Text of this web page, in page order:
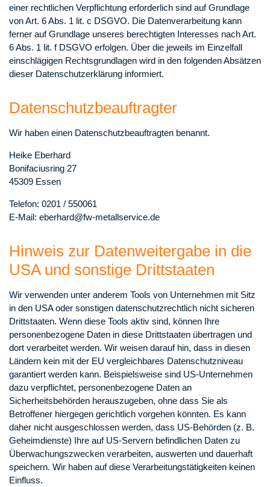
einer rechtlichen Verpflichtung erforderlich sind auf Grundlage
von Art. 6 Abs. 1 lit. c DSGVO. Die Datenverarbeitung kann
ferner auf Grundlage unseres berechtigten Interesses nach Art.
6 Abs. 1 lit. f DSGVO erfolgen. Über die jeweils im Einzelfall
einschlägigen Rechtsgrundlagen wird in den folgenden Absätzen
dieser Datenschutzerklärung informiert.
Datenschutz­beauftragter
Wir haben einen Datenschutzbeauftragten benannt.
Heike Eberhard
Bonifaciusring 27
45309 Essen
Telefon: 0201 / 550061
E-Mail: eberhard@fw-metallservice.de
Hinweis zur Datenweitergabe in die
USA und sonstige Drittstaaten
Wir verwenden unter anderem Tools von Unternehmen mit Sitz
in den USA oder sonstigen datenschutzrechtlich nicht sicheren
Drittstaaten. Wenn diese Tools aktiv sind, können Ihre
personenbezogene Daten in diese Drittstaaten übertragen und
dort verarbeitet werden. Wir weisen darauf hin, dass in diesen
Ländern kein mit der EU vergleichbares Datenschutzniveau
garantiert werden kann. Beispielsweise sind US-Unternehmen
dazu verpflichtet, personenbezogene Daten an
Sicherheitsbehörden herauszugeben, ohne dass Sie als
Betroffener hiergegen gerichtlich vorgehen könnten. Es kann
daher nicht ausgeschlossen werden, dass US-Behörden (z. B.
Geheimdienste) Ihre auf US-Servern befindlichen Daten zu
Überwachungszwecken verarbeiten, auswerten und dauerhaft
speichern. Wir haben auf diese Verarbeitungstätigkeiten keinen
Einfluss.